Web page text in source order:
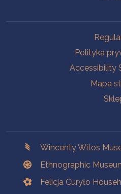
Polityka
Accessibility
Mapa
Wincenty Witos
Ethnographic
Felicja Curyło